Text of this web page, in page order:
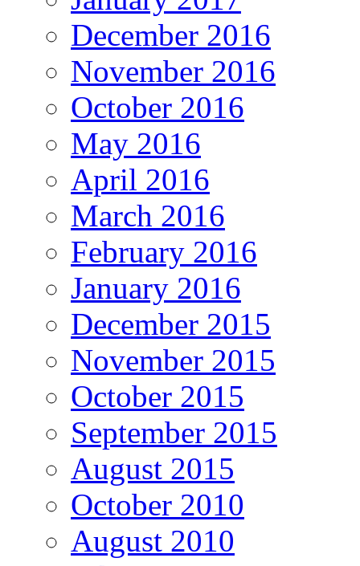
December 2016
November 2016
October 2016
May 2016
April 2016
March 2016
February 2016
January 2016
December 2015
November 2015
October 2015
September 2015
August 2015
October 2010
August 2010